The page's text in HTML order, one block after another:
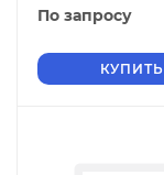
По запросу
КУПИТЬ